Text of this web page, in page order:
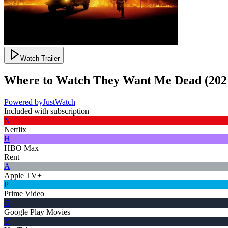
Watch Trailer
Where to Watch They Want Me Dead (
Powered byJustWatch
Included with subscription
N
Netflix
H
HBO Max
Rent
A
Apple TV+
P
Prime Video
G
Google Play Movies
Y